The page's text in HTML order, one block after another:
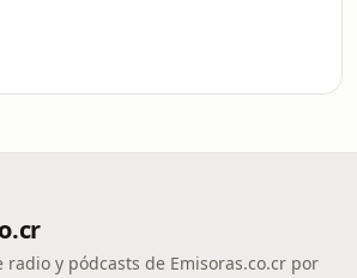
radio y pódcasts de Emisoras.co.cr por